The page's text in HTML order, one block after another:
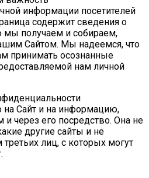
информации посетителей
содержит сведения о
получаем и собираем,
Сайтом. Мы надеемся, что
принимать осознанные
нам личной
на Сайт и на информацию,
через его посредство. Она не
другие сайты и не
лиц, с которых могут